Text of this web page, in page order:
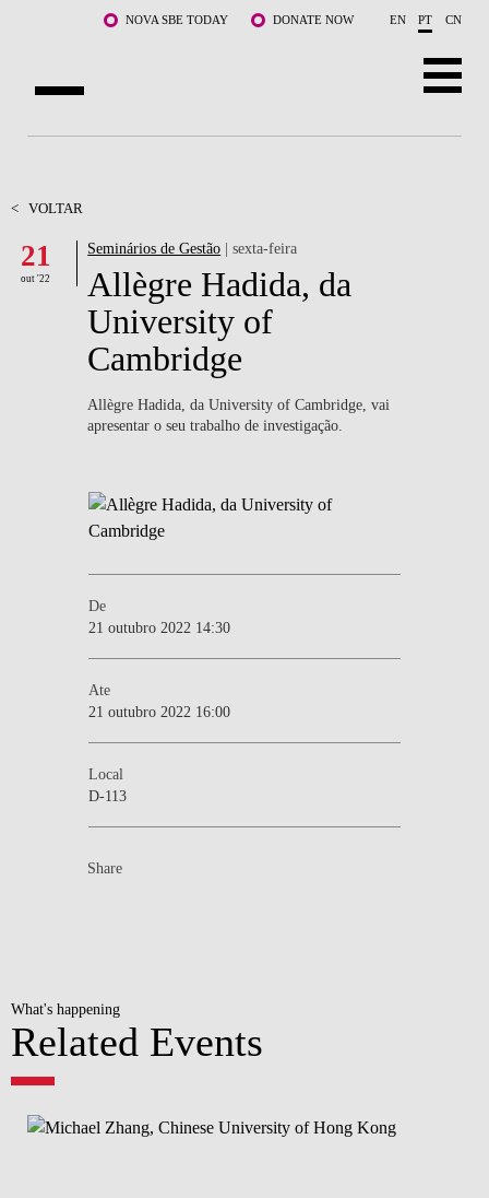
Saltar para o conteúdo principalNOVA SBE TODAY DONATE NOW EN PT CN
DOCENTES E INVESTIGAÇÃO
COMUNIDADE
LIFE AT NOVA SBE
WHAT'S HAPPENING
< VOLTAR
21
out '22
Seminários de Gestão | sexta-feira
Allègre Hadida, da
University of
Cambridge
Allègre Hadida, da University of Cambridge, vai
apresentar o seu trabalho de investigação.
De
21 outubro 2022 14:30
Ate
21 outubro 2022 16:00
Local
D-113
Share
What's happening
Related Events